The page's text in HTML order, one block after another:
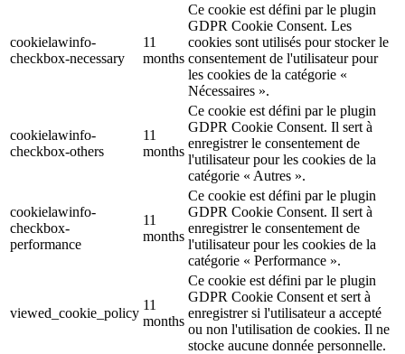
cookielawinfo-
checkbox-necessary
11
months
Ce cookie est défini par le plugin
GDPR Cookie Consent. Les
cookies sont utilisés pour stocker le
consentement de l'utilisateur pour
les cookies de la catégorie «
Nécessaires ».
cookielawinfo-
checkbox-others
11
months
Ce cookie est défini par le plugin
GDPR Cookie Consent. Il sert à
enregistrer le consentement de
l'utilisateur pour les cookies de la
catégorie « Autres ».
cookielawinfo-
checkbox-
performance
11
months
Ce cookie est défini par le plugin
GDPR Cookie Consent. Il sert à
enregistrer le consentement de
l'utilisateur pour les cookies de la
catégorie « Performance ».
viewed_cookie_policy
11
months
Ce cookie est défini par le plugin
GDPR Cookie Consent et sert à
enregistrer si l'utilisateur a accepté
ou non l'utilisation de cookies. Il ne
stocke aucune donnée personnelle.